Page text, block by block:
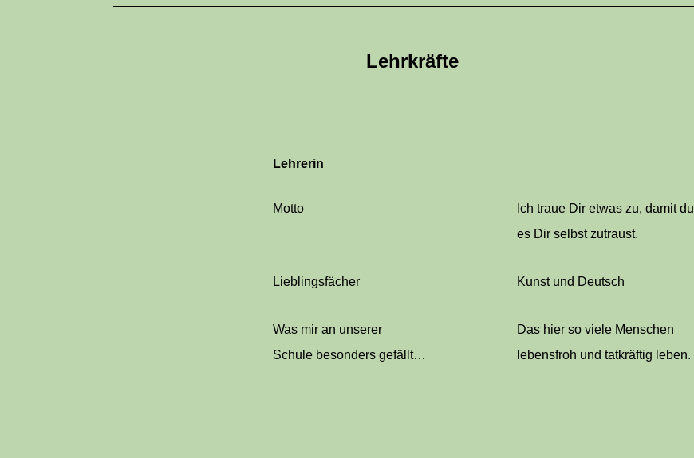
Lehrkräfte
Lehrerin
Motto
Ich traue Dir etwas zu, damit du
es Dir selbst zutraust.
Lieblingsfächer Kunst und Deutsch
Was mir an unserer
Schule besonders gefällt…
Das hier so viele Menschen
lebensfroh und tatkräftig leben.